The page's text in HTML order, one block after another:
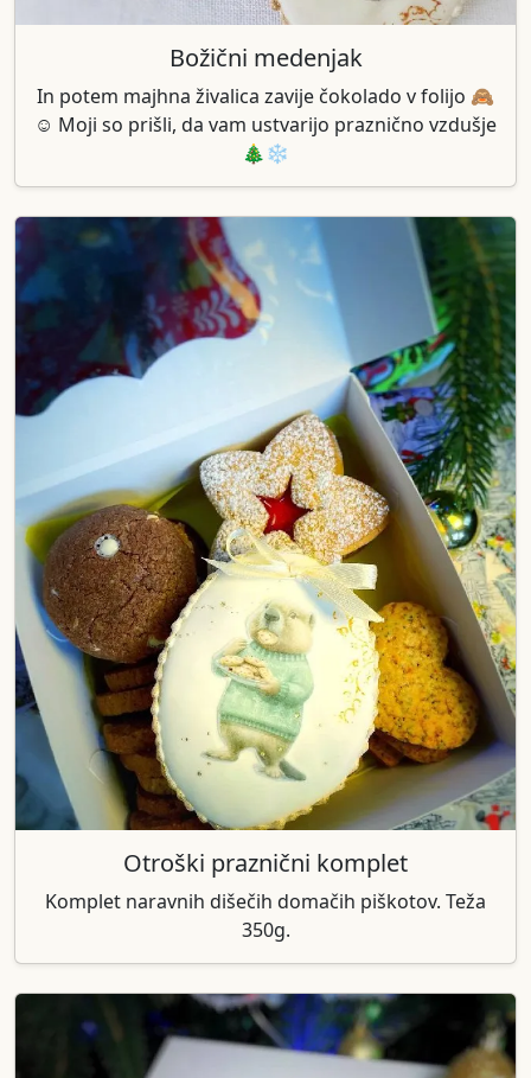
Božični medenjak
In potem majhna živalica zavije čokolado v folijo 🙈
☺️ Moji so prišli, da vam ustvarijo praznično vzdušje
🎄❄️
Otroški praznični komplet
Komplet naravnih dišečih domačih piškotov. Teža
350g.